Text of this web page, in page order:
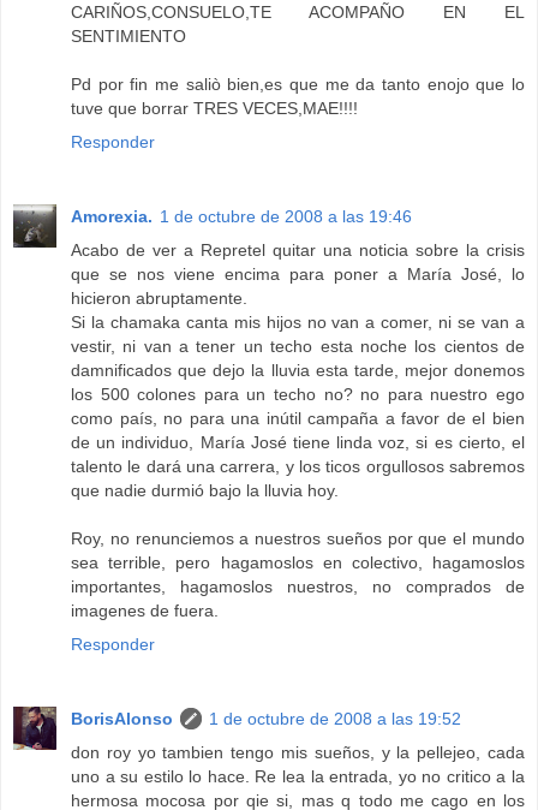
CARIÑOS,CONSUELO,TE ACOMPAÑO EN EL
SENTIMIENTO
Pd por fin me saliò bien,es que me da tanto enojo que lo
tuve que borrar TRES VECES,MAE!!!!
Responder
Amorexia. 1 de octubre de 2008 a las 19:46
Acabo de ver a Repretel quitar una noticia sobre la crisis
que se nos viene encima para poner a María José, lo
hicieron abruptamente.
Si la chamaka canta mis hijos no van a comer, ni se van a
vestir, ni van a tener un techo esta noche los cientos de
damnificados que dejo la lluvia esta tarde, mejor donemos
los 500 colones para un techo no? no para nuestro ego
como país, no para una inútil campaña a favor de el bien
de un individuo, María José tiene linda voz, si es cierto, el
talento le dará una carrera, y los ticos orgullosos sabremos
que nadie durmió bajo la lluvia hoy.
Roy, no renunciemos a nuestros sueños por que el mundo
sea terrible, pero hagamoslos en colectivo, hagamoslos
importantes, hagamoslos nuestros, no comprados de
imagenes de fuera.
Responder
BorisAlonso
1 de octubre de 2008 a las 19:52
don roy yo tambien tengo mis sueños, y la pellejeo, cada
uno a su estilo lo hace. Re lea la entrada, yo no critico a la
hermosa mocosa por qie si, mas q todo me cago en los